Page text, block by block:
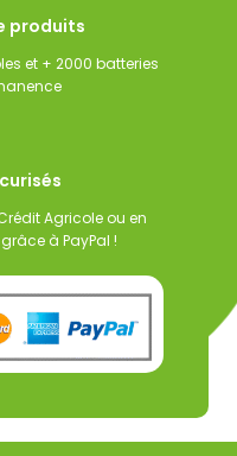
produits
et + 2000 batteries
Agricole ou en
à PayPal !